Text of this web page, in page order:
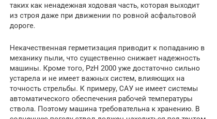
таких как ненадежная ходовая часть, которая выходит
из строя даже при движении по ровной асфальтовой
дороге.
Некачественная герметизация приводит к попаданию в
механику пыли, что существенно снижает надежность
машины. Кроме того, PzH 2000 уже достаточно сильно
устарела и не имеет важных систем, влияющих на
точность стрельбы. К примеру, САУ не имеет системы
автоматического обеспечения рабочей температуры
ствола. Поэтому машина требовательна к хранению. В